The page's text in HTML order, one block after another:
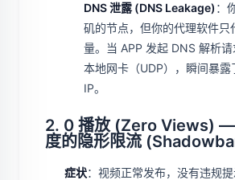
DNS 泄露 (DNS Leakage) ：
矶的节点，但你的代理软件只
量。当 APP 发起 DNS 解析
本地网卡（UDP），瞬间暴露
IP。
2. 0 播放 (Zero Views)
度的隐形限流
症状：视频正常发布，没有违规